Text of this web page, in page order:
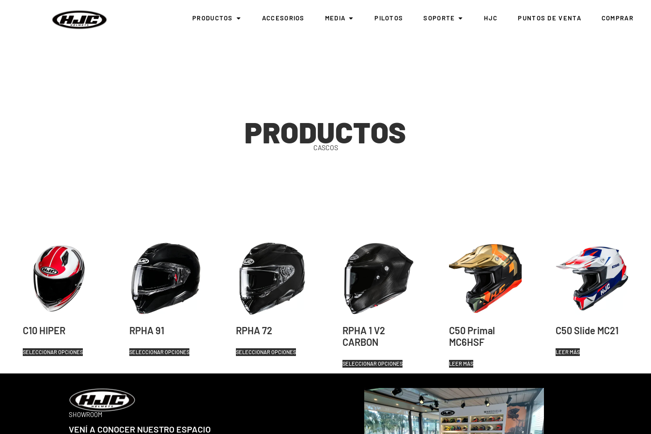
PRODUCTOS ACCESORIOS MEDIA PILOTOS SOPORTE HJC PUNTOS DE VENTA COMPRAR
PRODUCTOS
CASCOS
C10 HIPER
SELECCIONAR OPCIONES
RPHA 91
SELECCIONAR OPCIONES
RPHA 72
SELECCIONAR OPCIONES
RPHA 1 V2
CARBON
SELECCIONAR OPCIONES
C50 Primal
MC6HSF
LEER MÁS
C50 Slide MC21
LEER MÁS
SHOWROOM
VENÍ A CONOCER NUESTRO ESPACIO